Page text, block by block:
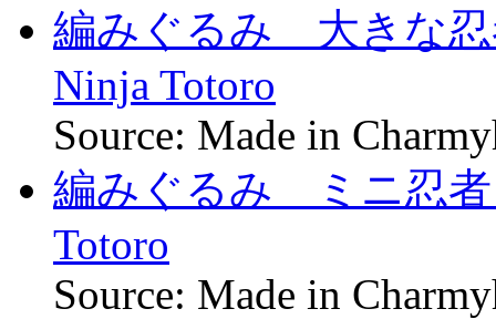
編みぐるみ 大きな
Ninja Totoro
Source: Made in
編みぐるみ ミニ忍
Totoro
Source: Made in